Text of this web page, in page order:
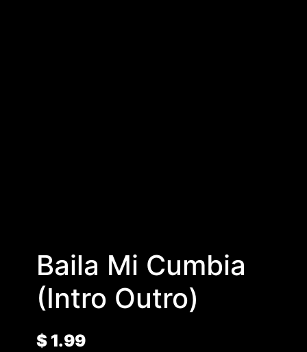
Baila Mi Cumbia
(Intro Outro)
$1.99